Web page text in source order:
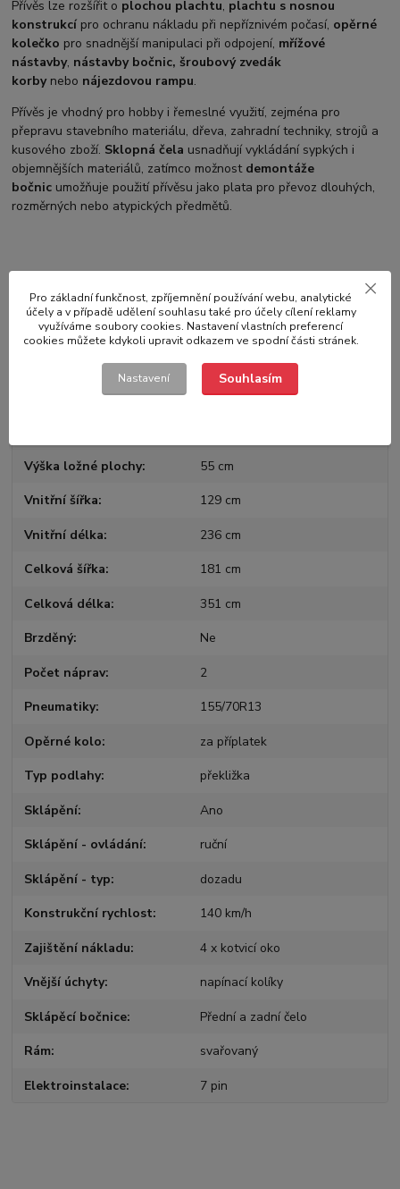
Přívěs lze rozšířit o plochou plachtu, plachtu s nosnou
konstrukcí pro ochranu nákladu při nepříznivém počasí, opěrné
kolečko pro snadnější manipulaci při odpojení, mřížové
nástavby, nástavby bočnic, šroubový zvedák
korbynebo nájezdovou rampu.
Přívěs je vhodný pro hobby i řemeslné využití, zejména pro
přepravu stavebního materiálu, dřeva, zahradní techniky, strojů a
kusového zboží. Sklopná čela usnadňují vykládání sypkých i
objemnějších materiálů, zatímco možnost demontáže
bočnic umožňuje použití přívěsu jako plata pro převoz dlouhých,
rozměrných nebo atypických předmětů.
Parametry
Výrobce NEPTUN
Celková hmotnost 750 kg
Užitná hmotnost 515 kg
Výška ložné plochy 55 cm
Vnitřní šířka 129 cm
Vnitřní délka 236 cm
Celková šířka 181 cm
Celková délka 351 cm
Brzděný Ne
Počet náprav 2
Pneumatiky 155/70R13
Opěrné kolo za příplatek
Typ podlahy překližka
Sklápění Ano
Sklápění - ovládání ruční
Sklápění - typ dozadu
Konstrukční rychlost 140 km/h
Zajištění nákladu 4 x kotvicí oko
Vnější úchyty napínací kolíky
Sklápěcí bočnice Přední a zadní čelo
Rám svařovaný
Elektroinstalace 7 pin
Pro základní funkčnost, zpříjemnění používání webu, analytické
účely a v případě udělení souhlasu také pro účely cílení reklamy
využíváme soubory cookies. Nastavení vlastních preferencí
cookies můžete kdykoli upravit odkazem ve spodní části stránek.
Nastavení Souhlasím